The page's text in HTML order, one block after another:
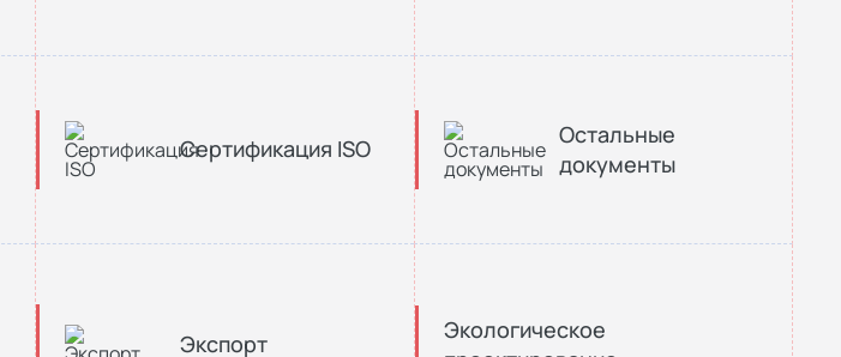
Сертификация ISO
Остальные
документы
Экспорт
Экологическое